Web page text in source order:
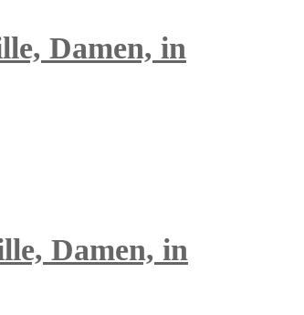
Damen, in
Damen, in